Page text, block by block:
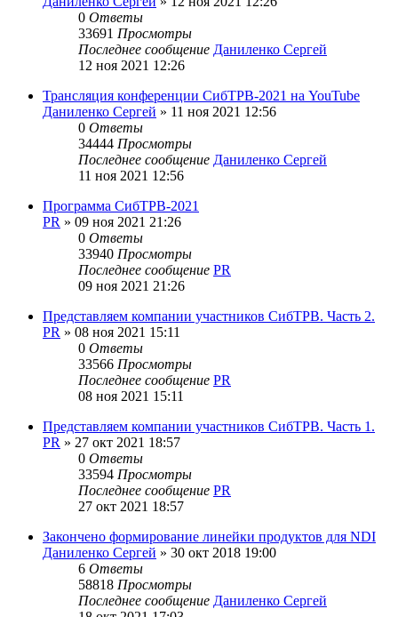
0 Ответы
33691 Просмотры
Последнее сообщение Даниленко Сергей
12 ноя 2021 12:26
Трансляция конференции СибТРВ-2021 на YouTube
Даниленко Сергей » 11 ноя 2021 12:56
0 Ответы
34444 Просмотры
Последнее сообщение Даниленко Сергей
11 ноя 2021 12:56
Программа СибТРВ-2021
PR » 09 ноя 2021 21:26
0 Ответы
33940 Просмотры
Последнее сообщение PR
09 ноя 2021 21:26
Представляем компании участников СибТРВ. Часть 2.
PR » 08 ноя 2021 15:11
0 Ответы
33566 Просмотры
Последнее сообщение PR
08 ноя 2021 15:11
Представляем компании участников СибТРВ. Часть 1.
PR » 27 окт 2021 18:57
0 Ответы
33594 Просмотры
Последнее сообщение PR
27 окт 2021 18:57
Закончено формирование линейки продуктов для NDI
Даниленко Сергей » 30 окт 2018 19:00
6 Ответы
58818 Просмотры
Последнее сообщение Даниленко Сергей